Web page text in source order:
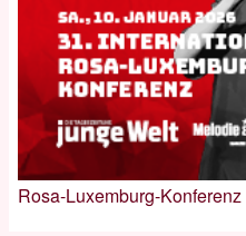
Rosa-Luxemburg-Konferenz